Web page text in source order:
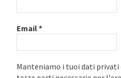
Email*
Manteniamo i tuoi dati privati